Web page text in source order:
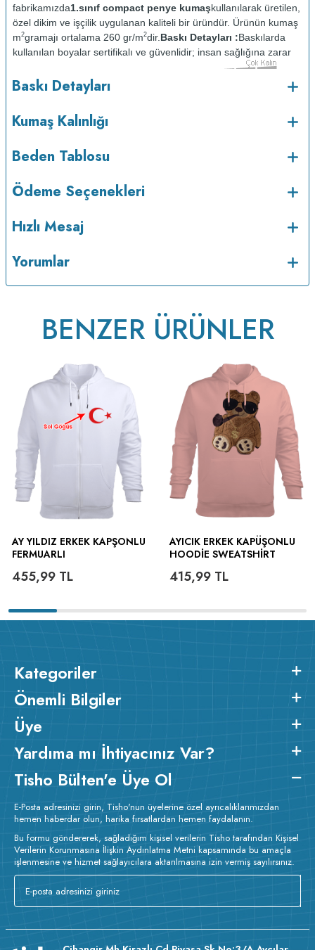
fabrikamızda1.sınıf compact penye kumaşkullanılarak üretilen,
özel dikim ve işçilik uygulanan kaliteli bir üründür. Ürünün kumaş
m2gramajı ortalama 260 gr/m2dir. Baskı Detayları :Baskılarda
kullanılan boyalar sertifikalı ve güvenlidir; insan sağlığına zarar
vermez.
Kumaş Kalınlığı :
Bakım : Kısa programda maksimum 30
kurutulmaz.Orta ısıda ve tersten ütülenir.
Baskı Detayları
Kumaş Kalınlığı
Beden Tablosu
Ödeme Seçenekleri
Hızlı Mesaj
Yorumlar
BENZER ÜRÜNLER
AY YILDIZ ERKEK KAPŞONLU
FERMUARLI
455,99 TL
AYICIK ERKEK KAPÜŞONLU
HOODIE SWEATSHIRT
415,99TL
Kategoriler
Önemli Bilgiler
Üye
Yardıma mı İhtiyacınız Var?
Tisho Bülten'e Üye Ol
E-Posta adresinizi girin, Tisho'nun üyelerine özel ayrıcalıklarımızdan
hemen haberdar olun, harika fırsatlardan hemen faydalanın.
Bu formu göndererek, sağladığım kişisel verilerin Tisho tarafından Kişisel
Verilerin Korunmasına İlişkin Aydınlatma Metni kapsamında bu amaçla
işlenmesine ve hizmet sağlayıcılara aktarılmasına izin vermiş sayılırsınız.